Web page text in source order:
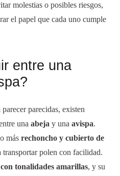
molestias o posibles riesgos,
el papel que cada uno cumple
entre una
parecidas, existen
una abeja y una avispa.
más rechoncho y cubierto de
transportar polen con facilidad.
tonalidades amarillas, y su